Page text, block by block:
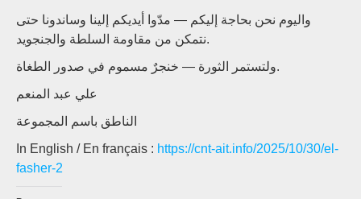
واليوم نحن بحاجة إليكم — مدّوا أيديكم إلينا وساندونا حتى
نتمكن من مقاومة السلطة والجنجويد.
ولتستمر الثورة — خنجرٌ مسموم في صدور الطغاة.
علي عبد المنعم
الناطق باسم المجموعة
In English / En français : https://cnt-ait.info/2025/10/30/el-
fasher-2